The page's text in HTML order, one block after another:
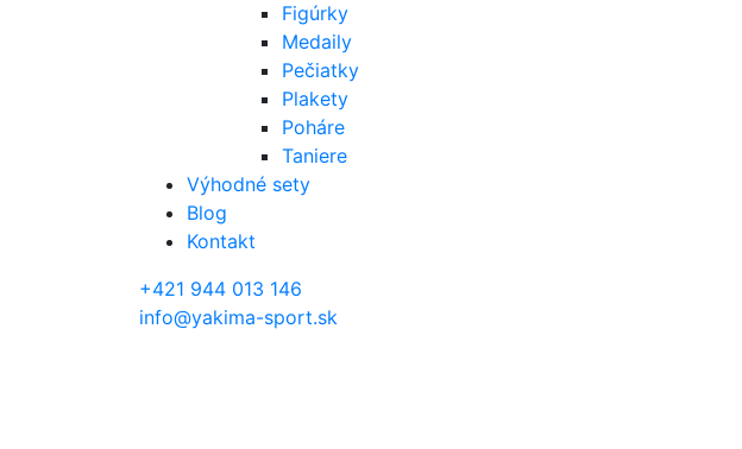
Figúrky
Medaily
Pečiatky
Plakety
Poháre
Taniere
Výhodné sety
Blog
Kontakt
+421 944 013 146
info@yakima-sport.sk